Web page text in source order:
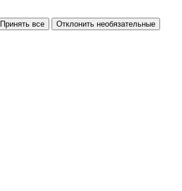
Принять все Отклонить необязательные